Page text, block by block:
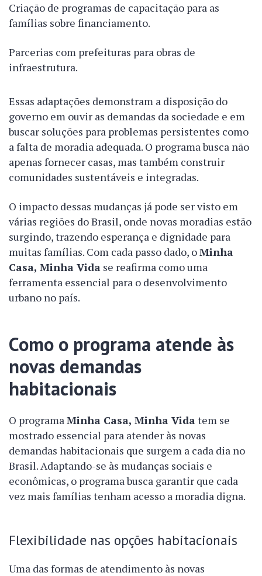
Criação de programas de capacitação para as
famílias sobre financiamento.
Parcerias com prefeituras para obras de
infraestrutura.
Essas adaptações demonstram a disposição do
governo em ouvir as demandas da sociedade e em
buscar soluções para problemas persistentes como
a falta de moradia adequada. O programa busca não
apenas fornecer casas, mas também construir
comunidades sustentáveis e integradas.
O impacto dessas mudanças já pode ser visto em
várias regiões do Brasil, onde novas moradias estão
surgindo, trazendo esperança e dignidade para
muitas famílias. Com cada passo dado, oMinha
Casa, Minha Vida se reafirma como uma
ferramenta essencial para o desenvolvimento
urbano no país.
Como o programa atende às
novas demandas
habitacionais
O programaMinha Casa, Minha Vidatem se
mostrado essencial para atender às novas
demandas habitacionais que surgem a cada dia no
Brasil. Adaptando-se às mudanças sociais e
econômicas, o programa busca garantir que cada
vez mais famílias tenham acesso a moradia digna.
Flexibilidade nas opções habitacionais
Uma das formas de atendimento às novas